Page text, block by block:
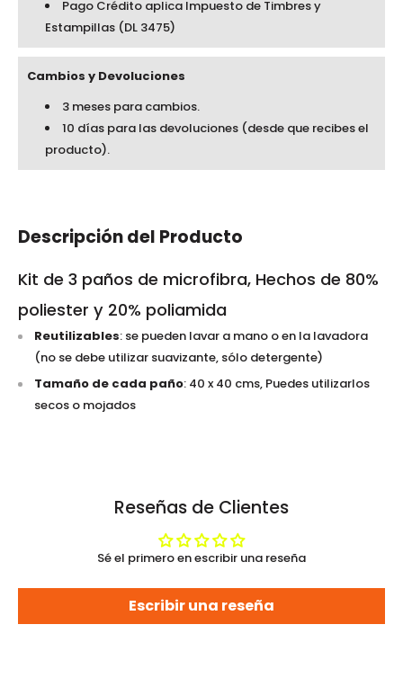
Pago Crédito aplica Impuesto de Timbres y
Estampillas (DL 3475)
Cambios y Devoluciones
3 meses para cambios.
10 días para las devoluciones (desde que recibes el
producto).
Descripción del Producto
Kit de 3 paños de microfibra, Hechos de 80%
poliester y 20% poliamida
Reutilizables: se pueden lavar a mano o en la lavadora
(no se debe utilizar suavizante, sólo detergente)
Tamaño de cada paño: 40 x 40 cms, Puedes utilizarlos
secos o mojados
Reseñas de Clientes
Sé el primero en escribir una reseña
Escribir una reseña